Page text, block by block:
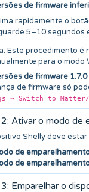
de firmware
rapidamente o
5–10 segundos
Este procedimento é
para o modo
de firmware
de firmware só
→ Switch to Matter/
Ativar o modo de
Shelly deve
de
de
Emparelhar o